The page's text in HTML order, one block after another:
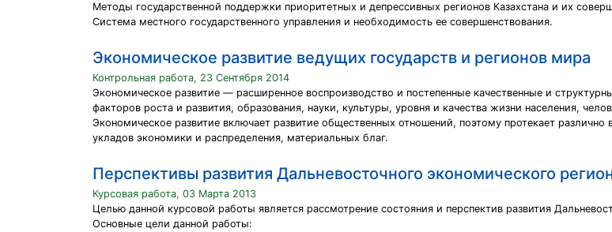
Методы государственной поддержки приоритетных и депрессивных регионов Казахстана и их
Система местного государственного управления и необходимость ее совершенствования.
Экономическое развитие ведущих государств и регионов мира
Контрольная работа, 23 Сентября 2014
Экономическое развитие — расширенное воспроизводство и постепенные качественные и
факторов роста и развития, образования, науки, культуры, уровня и качества жизни населения,
Экономическое развитие включает развитие общественных отношений, поэтому протекает
укладов экономики и распределения, материальных благ.
Перспективы развития Дальневосточного экономического
Курсовая работа, 03 Марта 2013
Целью данной курсовой работы является рассмотрение состояния и перспектив развития
Основные цели данной работы: